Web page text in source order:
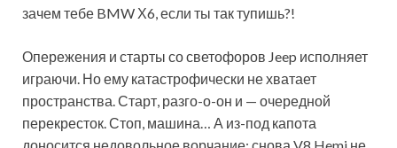
зачем тебе BMW Х6, если ты так тупишь?!
Опережения и старты со светофоров Jeep исполняет
играючи. Но ему катастрофически не хватает
пространства. Старт, разго-о-он и — очередной
перекресток. Стоп, машина… А из-под капота